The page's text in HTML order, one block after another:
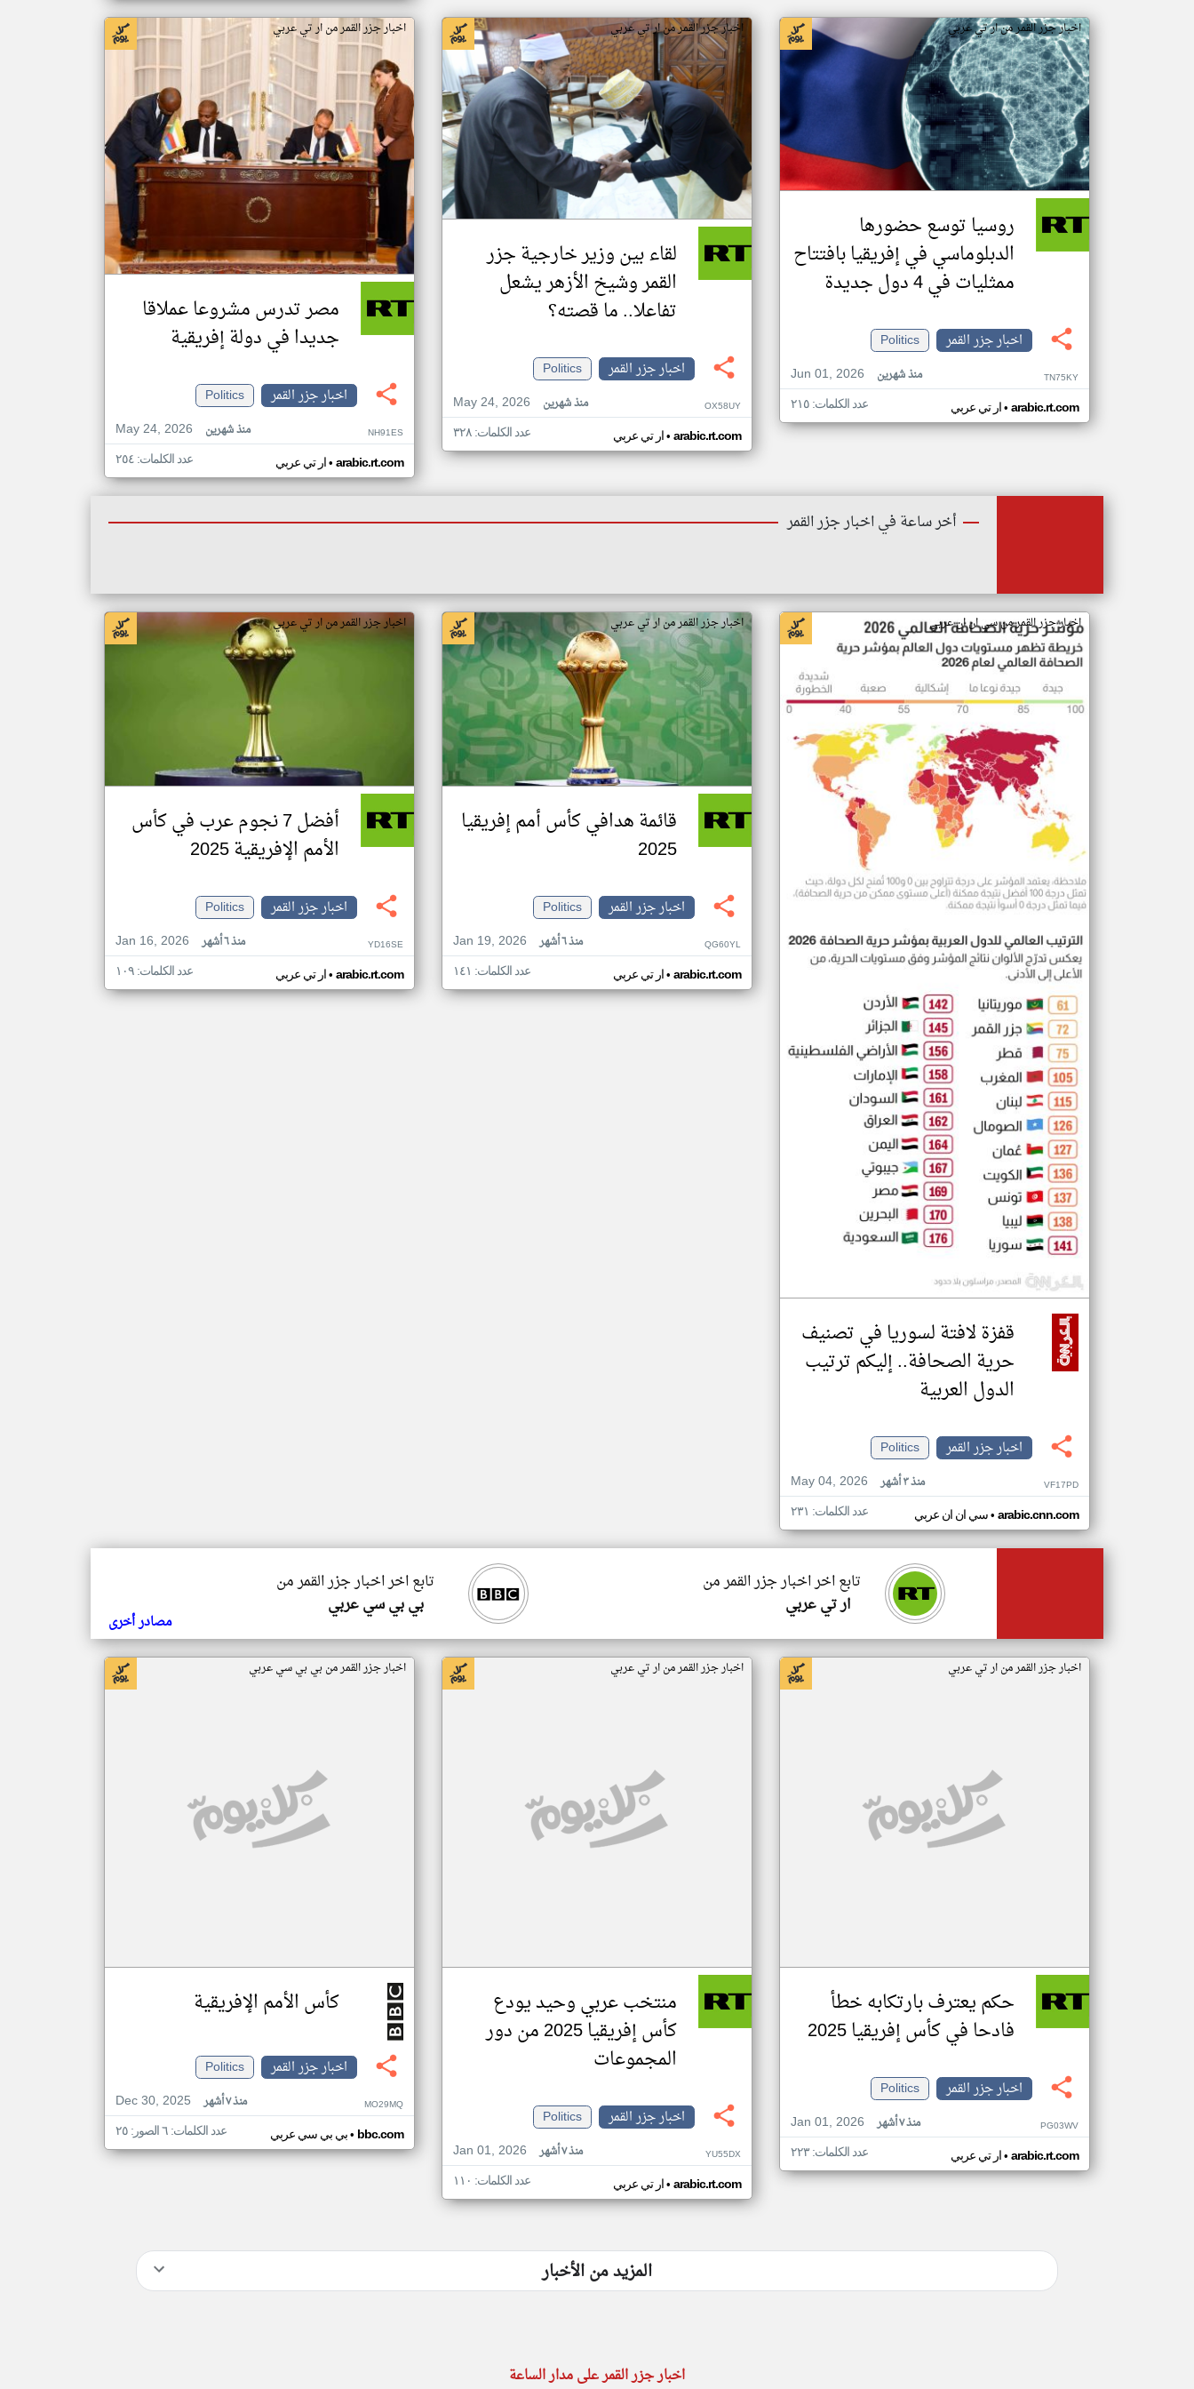
اخبار جزر القمر من ار تي عربي
روسيا توسع حضورها
الدبلوماسي في إفريقيا بافتتاح
ممثليات في 4 دول جديدة
اخبار جزر القمر
Politics
Jun 01, 2026
منذ شهرين TN75KY
ار تي عربي• arabic.rt.com عدد الكلمات: ٢١٥
اخبار جزر القمر من ار تي عربي
لقاء بين وزير خارجية جزر
القمر وشيخ الأزهر يشعل
تفاعلا.. ما قصته؟
اخبار جزر القمر
Politics
May 24, 2026
منذ شهرين OX58UY
ار تي عربي• arabic.rt.com عدد الكلمات: ٣٢٨
اخبار جزر القمر من ار تي عربي
مصر تدرس مشروعا عملاقا
جديدا في دولة إفريقية
اخبار جزر القمر
Politics
May 24, 2026
منذ شهرين NH91ES
ار تي عربي• arabic.rt.com عدد الكلمات: ٢٥٤
أخر ساعة في اخبار جزر القمر
اخبار جزر القمر من سي ان ان عربي
قفزة لافتة لسوريا في تصنيف
حرية الصحافة.. إليكم ترتيب
الدول العربية
اخبار جزر القمر
Politics
May 04, 2026
منذ ٣ أشهر VF17PD
سي ان ان عربي• arabic.cnn.com عدد الكلمات: ٢٣١
اخبار جزر القمر من ار تي عربي
قائمة هدافي كأس أمم إفريقيا
2025
اخبار جزر القمر
Politics
Jan 19, 2026
منذ ٦ أشهر QG60YL
ار تي عربي• arabic.rt.com عدد الكلمات: ١٤١
اخبار جزر القمر من ار تي عربي
أفضل 7 نجوم عرب في كأس
الأمم الإفريقية 2025
اخبار جزر القمر
Politics
Jan 16, 2026
منذ ٦ أشهر YD16SE
ار تي عربي• arabic.rt.com عدد الكلمات: ١٠٩
تابع اخر اخبار جزر القمر من
بي بي سي عربي
تابع اخر اخبار جزر القمر من
ار تي عربي
مصادر أخرى
اخبار جزر القمر من ار تي عربي
حكم يعترف بارتكابه خطأ
فادحا في كأس إفريقيا 2025
اخبار جزر القمر
Politics
Jan 01, 2026
منذ ٧ أشهر PG03WV
ار تي عربي• arabic.rt.com عدد الكلمات: ٢٢٣
اخبار جزر القمر من ار تي عربي
منتخب عربي وحيد يودع
كأس إفريقيا 2025 من دور
المجموعات
اخبار جزر القمر
Politics
Jan 01, 2026
منذ ٧ أشهر YU55DX
ار تي عربي• arabic.rt.com عدد الكلمات: ١١٠
اخبار جزر القمر من بي بي سي عربي
كأس الأمم الإفريقية
اخبار جزر القمر
Politics
Dec 30, 2025
منذ ٧ أشهر MO29MQ
بي بي سي عربي• bbc.com عدد الكلمات: ٦ الصور: ٢٥
المزيد من الأخبار
اخبار جزر القمر على مدار الساعة